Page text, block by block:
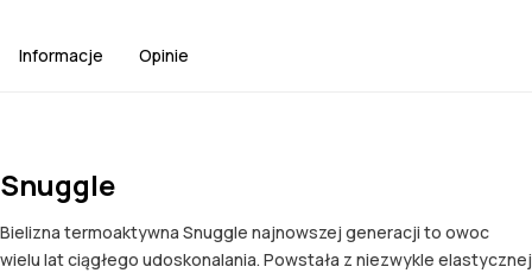
Informacje Opinie
Snuggle
Bielizna termoaktywna Snuggle najnowszej generacji to owoc
wielu lat ciągłego udoskonalania. Powstała z niezwykle elastycznej